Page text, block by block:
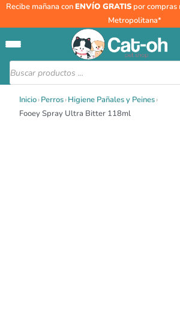
Recibe mañana conENVÍO GRATIS por compras
Metropolitana*
Búsqueda
de
productos
Inicio›Perros›Higiene Pañales y Peines›
Fooey Spray Ultra Bitter 118ml
Fooey
Bitter
118ml
cantidad